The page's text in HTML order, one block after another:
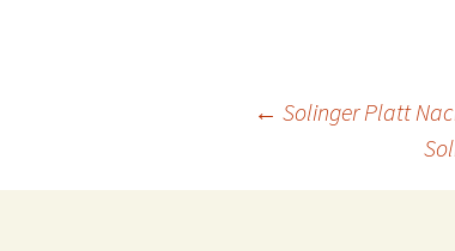
← Solinger Platt